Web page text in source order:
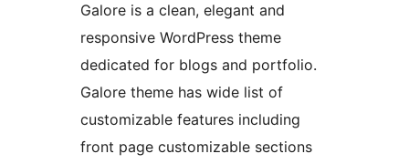
Galore is a clean, elegant and
responsive WordPress theme
dedicated for blogs and portfolio.
Galore theme has wide list of
customizable features including
front page customizable sections